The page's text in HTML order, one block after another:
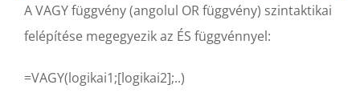
A VAGY függvény (angolul OR függvény) szintaktikai
felépítése megegyezik az ÉS függvénnyel:
=VAGY(logikai1;[logikai2];..)